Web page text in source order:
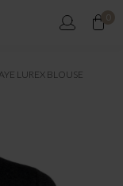
0
LUREX BLOUSE